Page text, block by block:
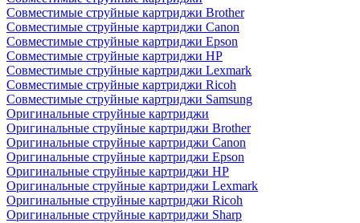
Совместимые струйные картриджи Brother
Совместимые струйные картриджи Canon
Совместимые струйные картриджи Epson
Совместимые струйные картриджи HP
Совместимые струйные картриджи Lexmark
Совместимые струйные картриджи Ricoh
Совместимые струйные картриджи Samsung
Оригинальные струйные картриджи
Оригинальные струйные картриджи Brother
Оригинальные струйные картриджи Canon
Оригинальные струйные картриджи Epson
Оригинальные струйные картриджи HP
Оригинальные струйные картриджи Lexmark
Оригинальные струйные картриджи Ricoh
Оригинальные струйные картриджи Sharp